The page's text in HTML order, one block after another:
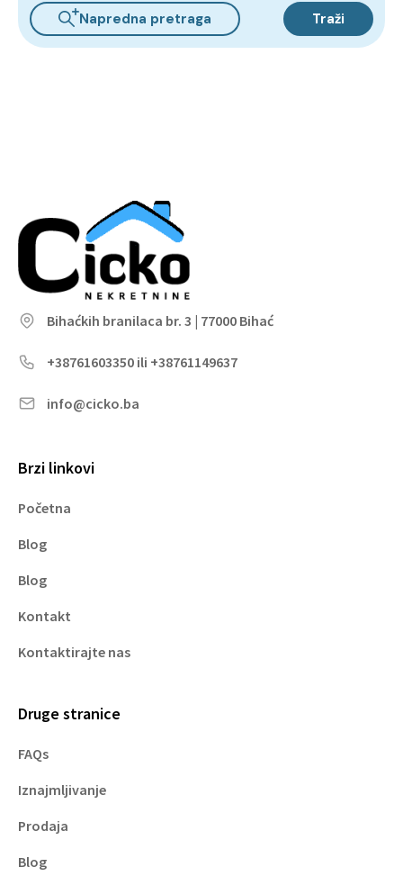
Napredna pretraga Traži
Bihaćkih branilaca br. 3 | 77000 Bihać
+38761603350 ili +38761149637
info@cicko.ba
Brzi linkovi
Početna
Blog
Blog
Kontakt
Kontaktirajte nas
Druge stranice
FAQs
Iznajmljivanje
Prodaja
Blog